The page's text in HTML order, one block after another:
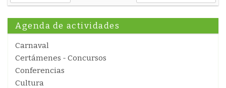
Agenda de actividades
Carnaval
Certámenes - Concursos
Conferencias
Cultura